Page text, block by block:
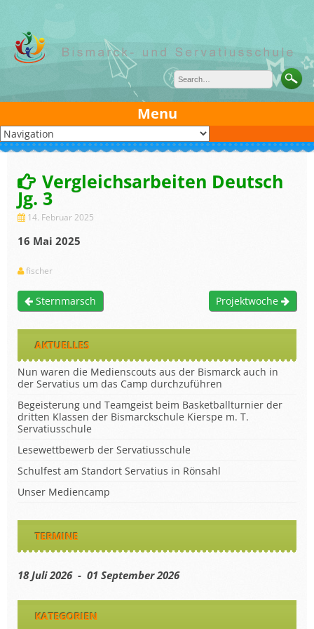
content
Menu
Vergleichsarbeiten Deutsch
Jg. 3
14. Februar 2025
16 Mai 2025
fischer
Sternmarsch Projektwoche
AKTUELLES
Nun waren die Medienscouts aus der Bismarck auch in
der Servatius um das Camp durchzuführen
Begeisterung und Teamgeist beim Basketballturnier der
dritten Klassen der Bismarckschule Kierspe m. T.
Servatiusschule
Lesewettbewerb der Servatiusschule
Schulfest am Standort Servatius in Rönsahl
Unser Mediencamp
TERMINE
18 Juli 2026 - 01 September 2026
KATEGORIEN